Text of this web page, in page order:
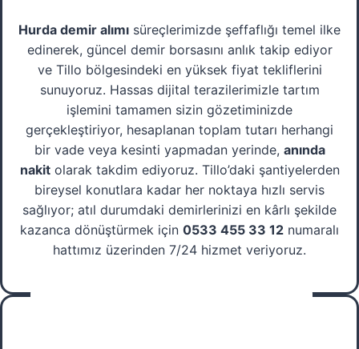
Hurda demir alımı süreçlerimizde şeffaflığı temel ilke
edinerek, güncel demir borsasını anlık takip ediyor
ve Tillo bölgesindeki en yüksek fiyat tekliflerini
sunuyoruz. Hassas dijital terazilerimizle tartım
işlemini tamamen sizin gözetiminizde
gerçekleştiriyor, hesaplanan toplam tutarı herhangi
bir vade veya kesinti yapmadan yerinde, anında
nakitolarak takdim ediyoruz. Tillo’daki şantiyelerden
bireysel konutlara kadar her noktaya hızlı servis
sağlıyor; atıl durumdaki demirlerinizi en kârlı şekilde
kazanca dönüştürmek için 0533 455 33 12 numaralı
hattımız üzerinden 7/24 hizmet veriyoruz.